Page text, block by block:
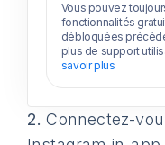
Vous pouvez
fonctionnalités
débloquées
plus de support
savoir plus
2. Connectez-